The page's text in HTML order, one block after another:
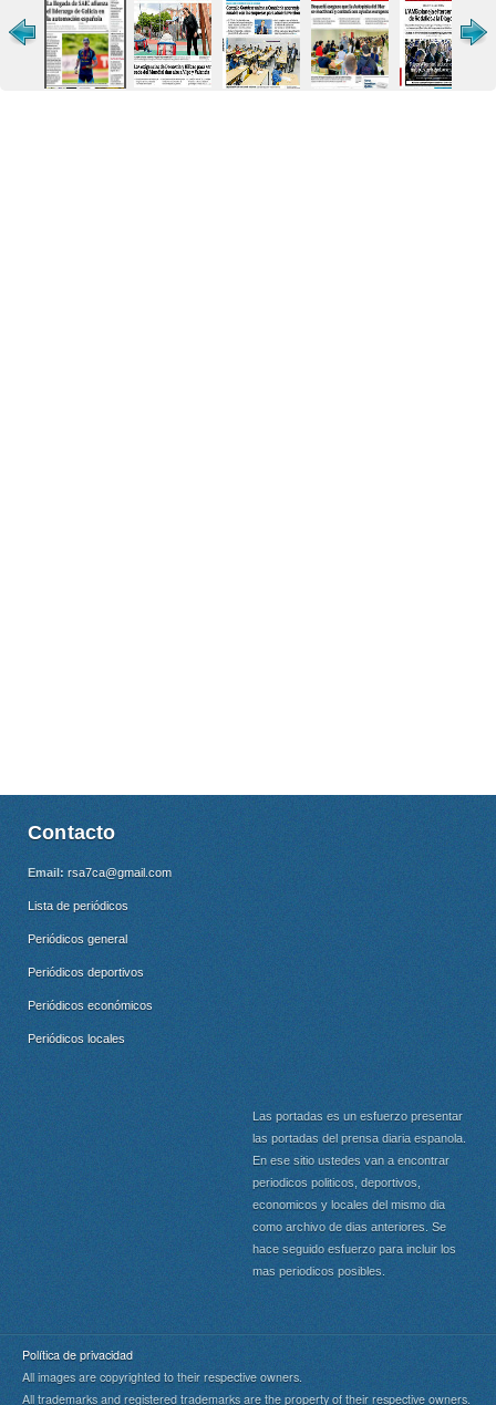
Contacto
Email: rsa7ca@gmail.com
Lista de periódicos
Periódicos general
Periódicos deportivos
Periódicos económicos
Periódicos locales
Las portadas es un esfuerzo presentar
las portadas del prensa diaria espanola.
En ese sitio ustedes van a encontrar
periodicos politicos, deportivos,
economicos y locales del mismo dia
como archivo de dias anteriores. Se
hace seguido esfuerzo para incluir los
mas periodicos posibles.
Política de privacidad
All images are copyrighted to their respective owners.
All trademarks and registered trademarks are the property of their respective owners.